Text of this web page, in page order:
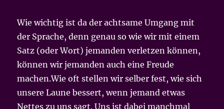
Wie wichtig ist da der achtsame Umgang mit
der Sprache, denn genau so wie wir mit einem
Satz (oder Wort) jemanden verletzen können,
können wir jemanden auch eine Freude
machen.Wie oft stellen wir selber fest, wie sich
unsere Laune bessert, wenn jemand etwas
Nettes zu uns sagt. Uns ist dabei manchmal